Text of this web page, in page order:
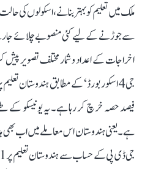
ملک میں تعلیم کو بہتر بنانے، اسکولوں کی
سے جوڑنے کے لیے کئی منصوبے چلائے جا
ہے۔ یعنی ہندوستان اس معاملے میں اب